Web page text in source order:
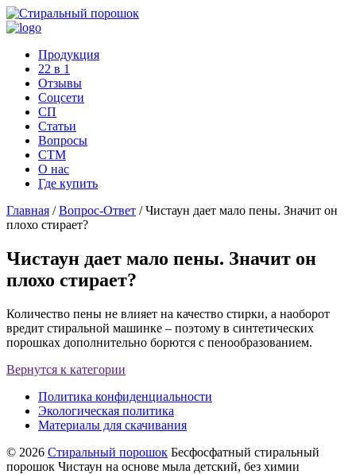
Продукция
22 в 1
Отзывы
Соцcети
СП
Статьи
Вопросы
СТМ
О нас
Где купить
Главная /Вопрос-Ответ /Чистаун дает мало пены. Значит он
плохо стирает?
Чистаун дает мало пены. Значит он
плохо стирает?
Количество пены не влияет на качество стирки, а наоборот
вредит стиральной машинке – поэтому в синтетических
порошках дополнительно борются с пенообразованием.
Вернутся к категории
Политика конфиденциальности
Экологическая политика
Материалы для скачивания
© 2026 Стиральный порошок Бесфосфатный стиральный
порошок Чистаун на основе мыла детский, без химии